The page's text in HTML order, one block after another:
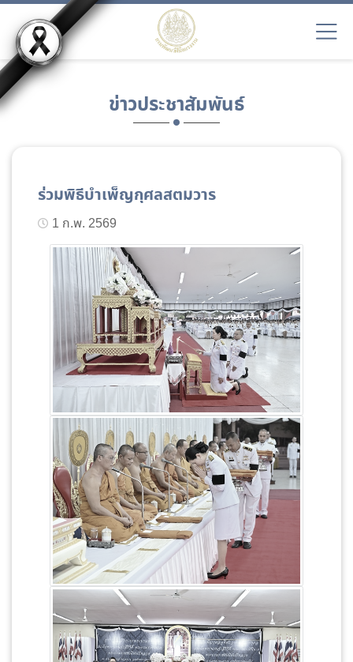
ข่าวประชาสัมพันธ์
ร่วมพิธีบำเพ็ญกุศลสตมวาร
1 ก.พ. 2569